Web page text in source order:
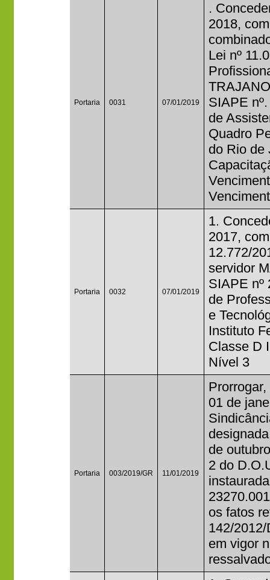
Portaria 0031 07/01/2019
.
2018,
Lei nº
SIAPE
de
Quadro
do Rio de
Portaria 0032 07/01/2019
1.
2017,
12.772/
servidor
SIAPE nº
de
e
Instituto
Classe D
Nível 3
Portaria 003/2019/GR 11/01/2019
01 de
de
2 do
os fatos
142/
em vigor